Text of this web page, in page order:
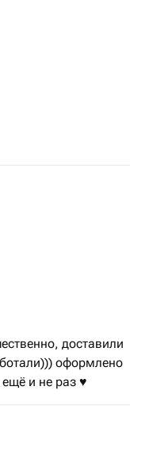
на День
лучшие фрукты,
для любого
изысканным набором!
с заботой и в
доставили
оформлено
ещё и не раз ♥️